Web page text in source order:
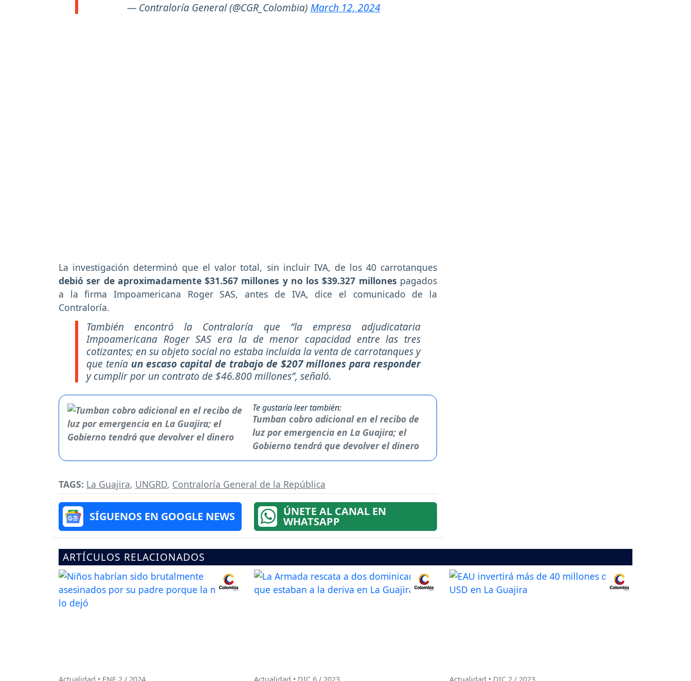
— Contraloría General (@CGR_Colombia) March 12, 2024
La investigación determinó que el valor total, sin incluir IVA, de los 40 carrotanques
debió ser de aproximadamente $31.567 millones y no los $39.327 millones pagados
a la firma Impoamericana Roger SAS, antes de IVA, dice el comunicado de la
Contraloría.
También encontró la Contraloría que “la empresa adjudicataria
Impoamericana Roger SAS era la de menor capacidad entre las tres
cotizantes; en su objeto social no estaba incluida la venta de carrotanques y
que teníaun escaso capital de trabajo de $207 millones para responder
y cumplir por un contrato de $46.800 millones”, señaló.
Te gustaría leer también:
Tumban cobro adicional en el recibo de
luz por emergencia en La Guajira; el
Gobierno tendrá que devolver el dinero
TAGS: La Guajira, UNGRD, Contraloría General de la República
SÍGUENOS EN GOOGLE NEWS ÚNETE AL CANAL EN
WHATSAPP
ARTÍCULOS RELACIONADOS